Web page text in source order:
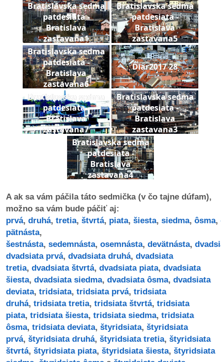
mestské
kauzy
konania
konania
pripomienkové
práca
odkazy
petície
z
médií
videá
vychádzky
/
knihy
Bratislavska sedma
patdesiata -
Bratislava
zastavana1
Bratislavska sedma
patdesiata -
Bratislava
zastavana5
Bratislavska sedma
patdesiata -
Bratislava
zastavana6
Diar2017 28
Bratislavska sedma
patdesiata -
Bratislava
zastavana7
Bratislavska sedma
patdesiata -
Bratislava
zastavana3
Bratislavska sedma
patdesiata -
Bratislava
zastavana4
A ak sa vám páčila táto sedmička (v čo tajne dúfam),
možno sa vám bude páčiť aj:
prvá, druhá, tretia, štvrtá, piata, šiesta, siedma, ôsma,
pätnásta,
šestnásta, sedemnásta, osemnásta, devätnásta,
dvadsiata prvá, dvadsiata druhá, dvadsiata
tretia, dvadsiata štvrtá, dvadsiata piata, dvadsiata
šiesta, dvadsiata siedma, dvadsiata ôsma, dvadsiata
deviata, tridsiata, tridsiata prvá, tridsiata
druhá, tridsiata tretia, tridsiata štvrtá, tridsiata
piata, tridsiata šiesta, tridsiata siedma, tridsiata
ôsma, tridsiata deviata, štyridsiata, štyridsiata
prvá, štyridsiata druhá, štyridsiata tretia, štyridsiata
štvrtá, štyridsiata piata, štyridsiata šiesta, štyridsiata